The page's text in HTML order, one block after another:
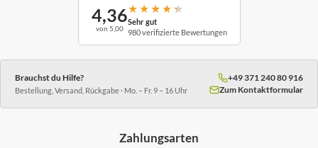
4,36
von 5,00
★ ★ ★ ★ ★
Sehr gut
980 verifizierte Bewertungen
Brauchst du Hilfe?
Bestellung, Versand, Rückgabe · Mo. – Fr. 9 – 16 Uhr
+49 371 240 80 916
Zum Kontaktformular
Zahlungsarten